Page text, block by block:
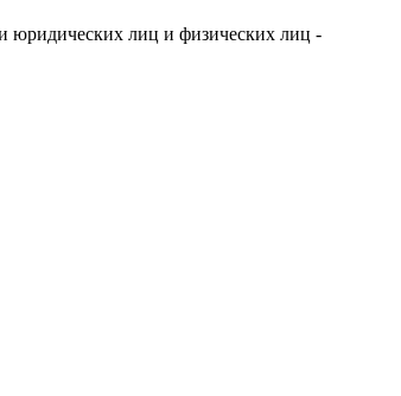
юридических лиц и физических лиц -